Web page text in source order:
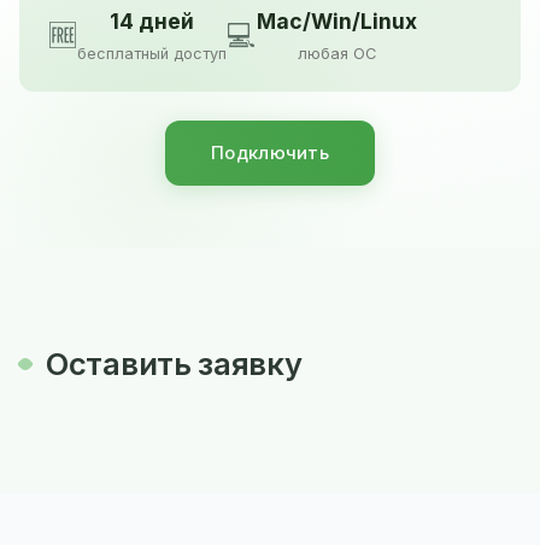
🆓 14 дней
бесплатный доступ
💻Mac/Win/Linux
любая ОС
Подключить
Оставить заявку